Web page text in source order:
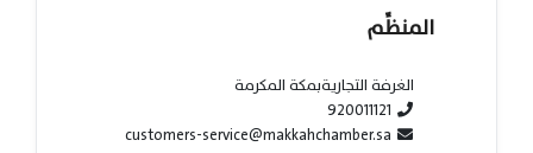
المنظِّم
الغرفة التجاريةبمكة المكرمة
920011121
customers-service@makkahchamber.sa